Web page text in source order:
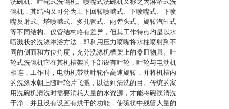
碗机，其结构又可分为上下回转喷嘴式、下喷嘴式、下喷
嘴反射式、塔喷嘴式、多孔管式、雨弹头式、旋转汽缸式
等不同结构。仅管结构略有差异，但其工作特点均是以水
喷溅状的洗涤淋浴方法，即利用压力喷嘴将水柱喷射到不
同的侧面和方位角度，充分洗涤机槽架上的器皿物具。叶
轮式洗碗机它在其机槽架的下部设有叶轮，叶轮与电动机
相连，工作时，电动机带动叶轮作高速旋转，并将机槽内
的洗涤水朝上随叶轮片飞溅，以达到清洗的目。传统的家
用洗碗机清洗时需要消耗大量的水资源，才能将碗筷清洗
干净，并且没有设置有烘干的功能，使碗筷中残留大量的